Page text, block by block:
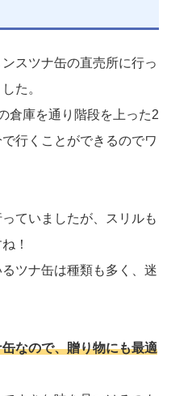
スツナ缶の直売所に行っ
た。
倉庫を通り階段を上った2
行くことができるのでワ
ていましたが、スリルも
！
ツナ缶は種類も多く、迷
なので、贈り物にも最適